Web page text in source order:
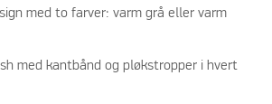
med to farver: varm grå eller varm
med kantbånd og pløkstropper i hvert